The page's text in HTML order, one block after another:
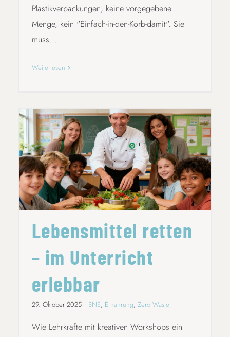
Plastikverpackungen, keine vorgegebene
Menge, kein "Einfach-in-den-Korb-damit". Sie
muss...
Weiterlesen
LEBENSMITTEL RETTEN – IM
UNTERRICHT ERLEBBAR
Lebensmittel retten
– im Unterricht
erlebbar
29. Oktober 2025 | BNE, Ernährung, Zero Waste
Wie Lehrkräfte mit kreativen Workshops ein